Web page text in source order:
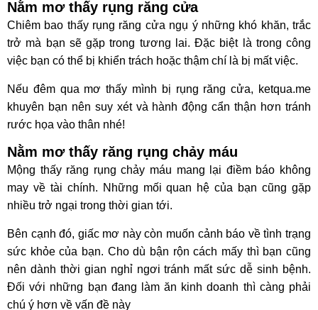
Nằm mơ thấy rụng răng cửa
Chiêm bao thấy rụng răng cửa ngụ ý những khó khăn, trắc
trở mà bạn sẽ gặp trong tương lai. Đặc biệt là trong công
việc bạn có thể bị khiển trách hoặc thậm chí là bị mất việc.
Nếu đêm qua mơ thấy mình bị rụng răng cửa, ketqua.me
khuyên bạn nên suy xét và hành động cẩn thận hơn tránh
rước họa vào thân nhé!
Nằm mơ thấy răng rụng chảy máu
Mộng thấy răng rụng chảy máu mang lại điềm báo không
may về tài chính. Những mối quan hệ của bạn cũng gặp
nhiều trở ngại trong thời gian tới.
Bên cạnh đó, giấc mơ này còn muốn cảnh báo về tình trạng
sức khỏe của bạn. Cho dù bận rộn cách mấy thì bạn cũng
nên dành thời gian nghỉ ngơi tránh mất sức dễ sinh bệnh.
Đối với những bạn đang làm ăn kinh doanh thì càng phải
chú ý hơn về vấn đề này